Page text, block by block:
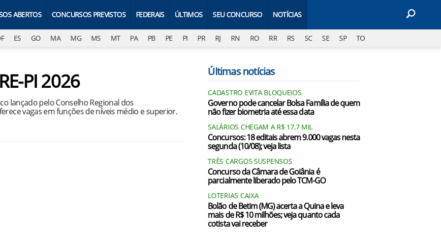
ABERTOS CONCURSOS PREVISTOS FEDERAIS ÚLTIMOS SEU CONCURSO NOTÍCIAS
ES GO MA MG MS MT PA PB PE PI PR RJ RN RO RR RS SC SE SP TO
PI 2026
lançado pelo Conselho Regional dos
vagas em funções de níveis médio e superior.
Últimas notícias
CADASTRO EVITA BLOQUEIOS
Governo pode cancelar Bolsa Família de quem
não fizer biometria até essa data
SALÁRIOS CHEGAM A R$ 17,7 MIL
Concursos: 18 editais abrem 9.000 vagas nesta
segunda (10/08); veja lista
TRÊS CARGOS SUSPENSOS
Concurso da Câmara de Goiânia é
parcialmente liberado pelo TCM-GO
LOTERIAS CAIXA
Bolão de Betim (MG) acerta a Quina e leva
mais de R$ 10 milhões; veja quanto cada
cotista vai receber